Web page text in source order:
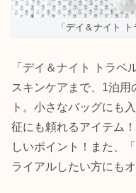
「デイ＆ナイト
「デイ＆ナイト トラベ
スキンケアまで、1泊用
ト。小さなバッグにも
征にも頼れるアイテム
しいポイント！また、
ライアルしたい方にもオ